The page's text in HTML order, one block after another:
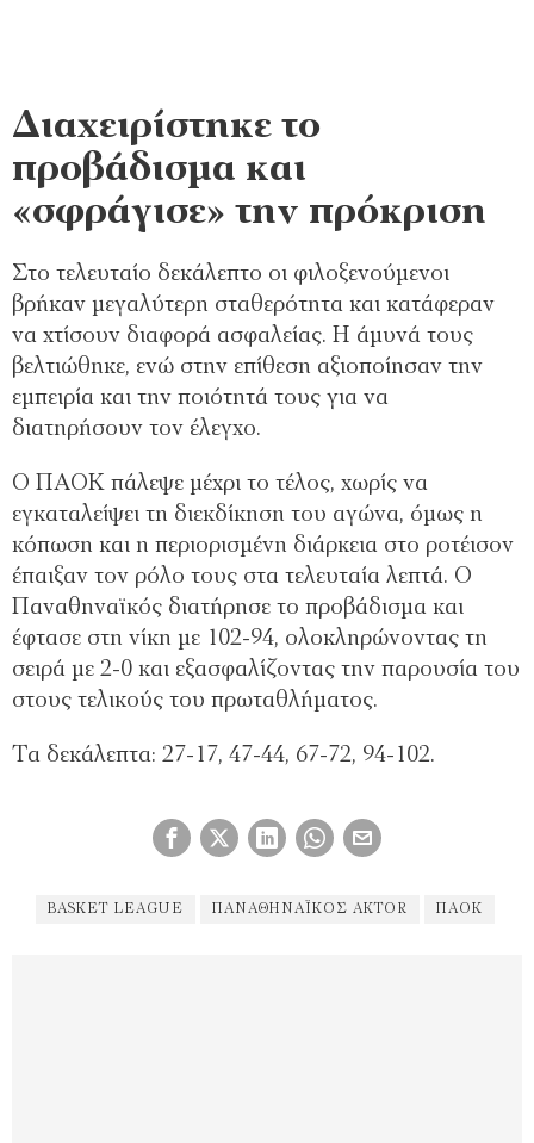
Διαχειρίστηκε το
προβάδισμα και
«σφράγισε» την πρόκριση
Στο τελευταίο δεκάλεπτο οι φιλοξενούμενοι
βρήκαν μεγαλύτερη σταθερότητα και κατάφεραν
να χτίσουν διαφορά ασφαλείας. Η άμυνά τους
βελτιώθηκε, ενώ στην επίθεση αξιοποίησαν την
εμπειρία και την ποιότητά τους για να
διατηρήσουν τον έλεγχο.
Ο ΠΑΟΚ πάλεψε μέχρι το τέλος, χωρίς να
εγκαταλείψει τη διεκδίκηση του αγώνα, όμως η
κόπωση και η περιορισμένη διάρκεια στο ροτέισον
έπαιξαν τον ρόλο τους στα τελευταία λεπτά. Ο
Παναθηναϊκός διατήρησε το προβάδισμα και
έφτασε στη νίκη με 102-94, ολοκληρώνοντας τη
σειρά με 2-0 και εξασφαλίζοντας την παρουσία του
στους τελικούς του πρωταθλήματος.
Τα δεκάλεπτα: 27-17, 47-44, 67-72, 94-102.
BASKET LEAGUE ΠΑΝΑΘΗΝΑΪΚΌΣ AKTOR ΠΑΟΚ